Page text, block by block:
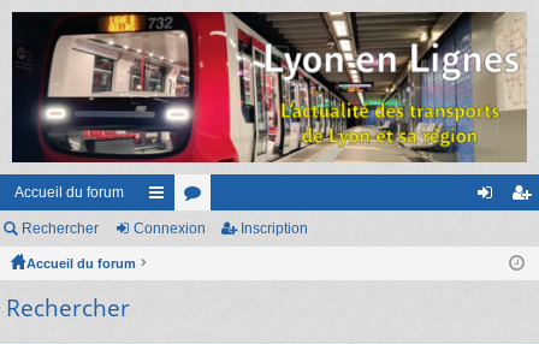
Accueil du forum
ac or
cri
Rechercher Connexion Inscription
Accueil du forum
Rechercher